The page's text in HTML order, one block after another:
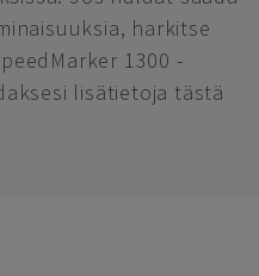
harkitse
1300 -
lisätietoja tästä